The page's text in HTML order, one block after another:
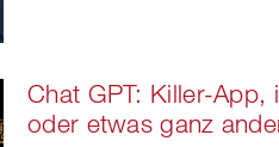
Chat GPT: Killer-App,
oder etwas ganz